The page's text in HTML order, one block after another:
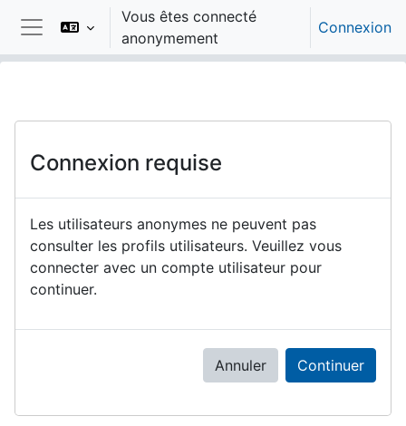
Passer au contenu principal
Panneau latéral
Vous êtes connecté
anonymement
Connexion
Connexion requise
Les utilisateurs anonymes ne peuvent pas
consulter les profils utilisateurs. Veuillez vous
connecter avec un compte utilisateur pour
continuer.
Annuler Continuer